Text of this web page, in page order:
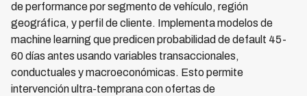
de performance por segmento de vehículo, región
geográfica, y perfil de cliente. Implementa modelos de
machine learning que predicen probabilidad de default 45-
60 días antes usando variables transaccionales,
conductuales y macroeconómicas. Esto permite
intervención ultra-temprana con ofertas de